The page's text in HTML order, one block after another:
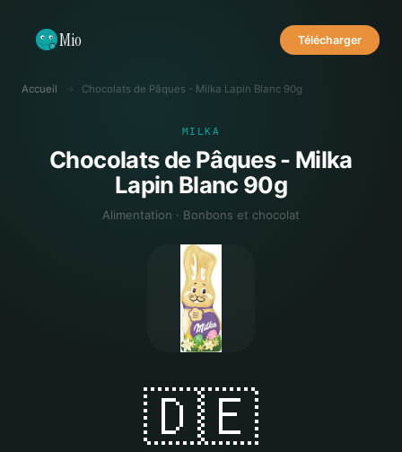
Mio Télécharger
Accueil → Chocolats de Pâques - Milka Lapin Blanc 90g
MILKA
Chocolats de Pâques - Milka
Lapin Blanc 90g
Alimentation · Bonbons et chocolat
🇩🇪